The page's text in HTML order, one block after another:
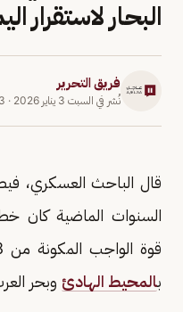
البحار لاستقرار
فريق التحرير
نُشر في السبت 3 يناير 2026 ·
قال الباحث العسكري،
السنوات الماضية كان
بالمحيط الهادئ وبحر